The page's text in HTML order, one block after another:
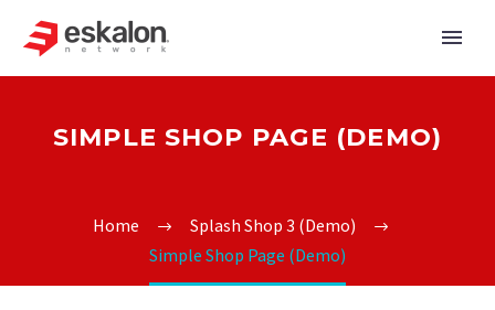
SIMPLE SHOP PAGE (DEMO)
Home
Splash Shop 3 (Demo)
Simple Shop Page (Demo)